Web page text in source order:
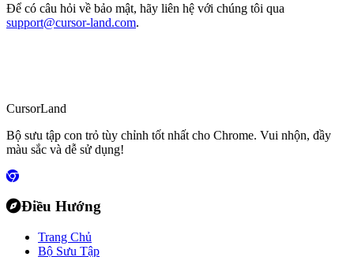
Để có câu hỏi về bảo mật, hãy liên hệ với chúng tôi qua
support@cursor-land.com.
CursorLand
Bộ sưu tập con trỏ tùy chỉnh tốt nhất cho Chrome. Vui nhộn, đầy
màu sắc và dễ sử dụng!
Điều Hướng
Trang Chủ
Bộ Sưu Tập